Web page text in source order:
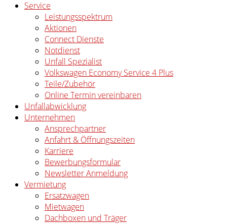
Service
Leistungsspektrum
Aktionen
Connect Dienste
Notdienst
Unfall Spezialist
Volkswagen Economy Service 4 Plus
Teile/Zubehör
Online Termin vereinbaren
Unfallabwicklung
Unternehmen
Ansprechpartner
Anfahrt & Öffnungszeiten
Karriere
Bewerbungsformular
Newsletter Anmeldung
Vermietung
Ersatzwagen
Mietwagen
Dachboxen und Träger